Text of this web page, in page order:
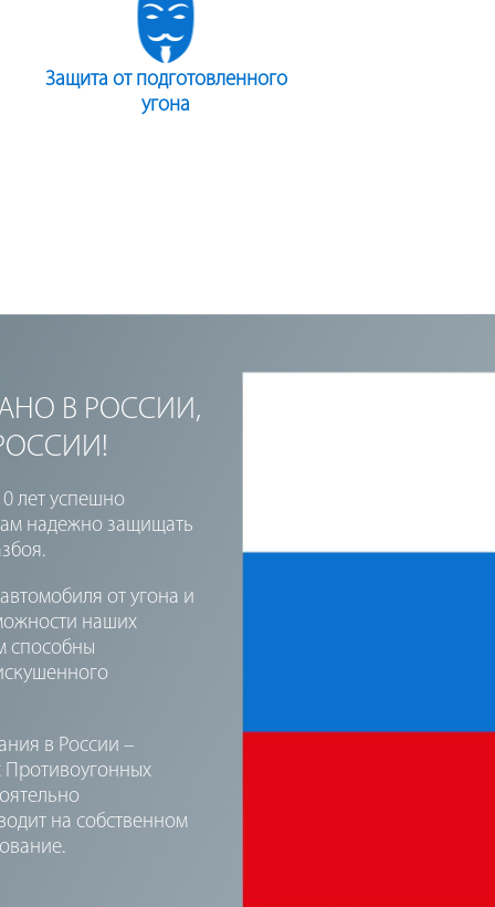
Защита от подготовленного
угона
В РОССИИ,
лет успешно
надежно защищать
от угона и
наших
способны
в России –
на собственном